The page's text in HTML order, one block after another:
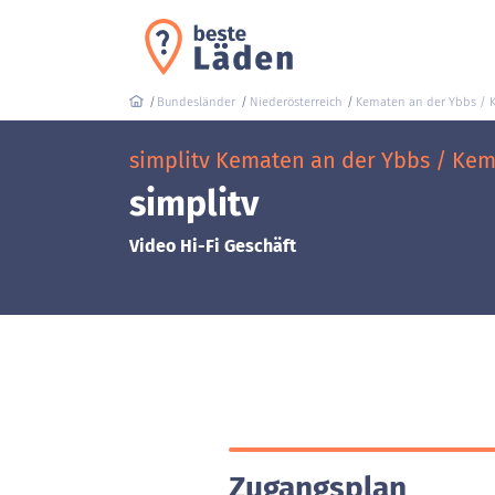
Bundesländer Niederösterreich Kematen an der Ybbs /
simplitv Kematen an der Ybbs /
simplitv
Video Hi-Fi Geschäft